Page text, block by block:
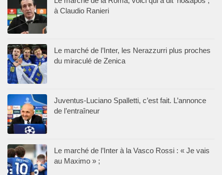
à Claudio Ranieri
Le marché de l’Inter, les Nerazzurri plus proches
du miraculé de Zenica
Juventus-Luciano Spalletti, c’est fait. L’annonce
de l’entraîneur
Le marché de l’Inter à la Vasco Rossi : « Je vais
au Maximo » ;